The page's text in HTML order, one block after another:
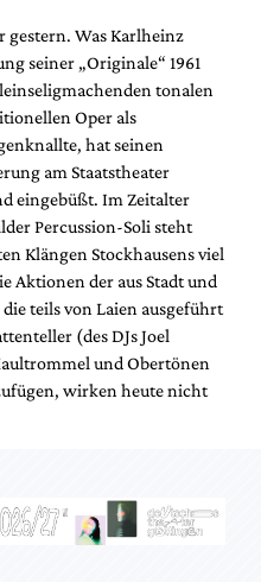
gestern. Was Karlheinz
seiner „Originale“ 1961
tonalen
Oper als
hat seinen
am Staatstheater
eingebüßt. Im Zeitalter
Percussion-Soli steht
Klängen Stockhausens viel
Aktionen der aus Stadt und
teils von Laien ausgeführt
(des DJs Joel
und Obertönen
wirken heute nicht